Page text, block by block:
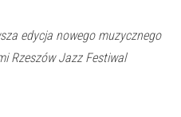
edycja nowego muzycznego
Rzeszów Jazz Festiwal